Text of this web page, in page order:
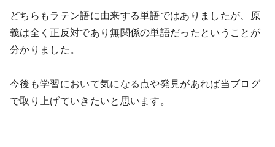
どちらもラテン語に由来する単語ではありましたが、原
義は全く正反対であり無関係の単語だったということが
分かりました。
今後も学習において気になる点や発見があれば当ブログ
で取り上げていきたいと思います。